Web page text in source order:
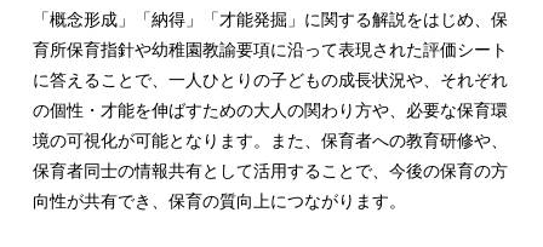
「概念形成」「納得」「才能発掘」に関する解説をはじめ、保
育所保育指針や幼稚園教諭要項に沿って表現された評価シート
に答えることで、一人ひとりの子どもの成長状況や、それぞれ
の個性・才能を伸ばすための大人の関わり方や、必要な保育環
境の可視化が可能となります。また、保育者への教育研修や、
保育者同士の情報共有として活用することで、今後の保育の方
向性が共有でき、保育の質向上につながります。